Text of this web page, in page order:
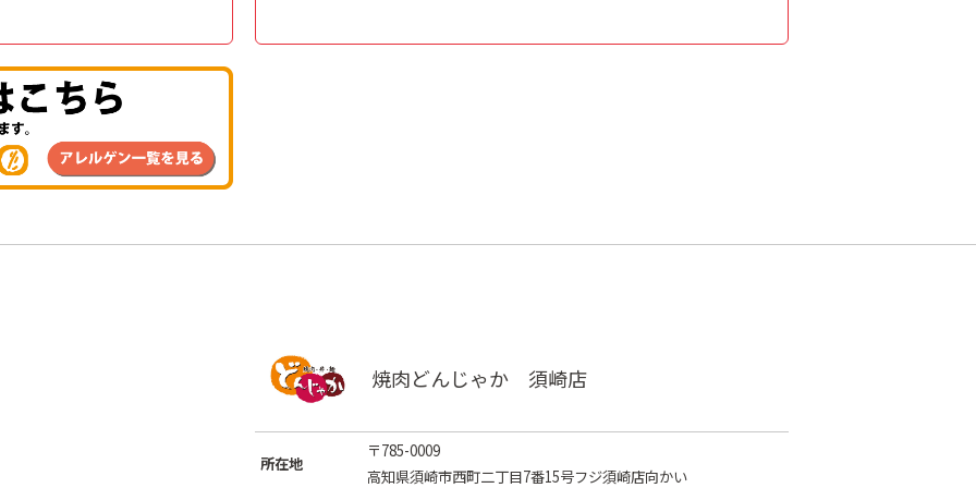
焼肉どんじゃか 須崎店
所在地
〒785-0009
高知県須崎市西町二丁目7番15号フジ須崎店向かい